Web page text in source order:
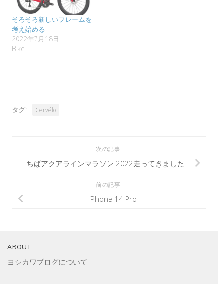
そろそろ新しいフレームを
考え始める
2022年7月18日
Bike
タグ: Cervélo
次の記事
ちばアクアラインマラソン 2022走ってきました
前の記事
iPhone 14 Pro
ABOUT
ヨシカワブログについて